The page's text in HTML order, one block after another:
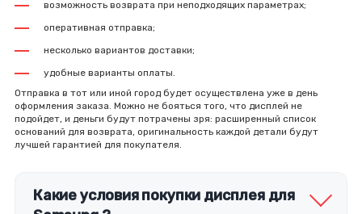
возможность возврата при неподходящих параметрах;
оперативная отправка;
несколько вариантов доставки;
удобные варианты оплаты.
Отправка в тот или иной город будет осуществлена уже в день
оформления заказа. Можно не бояться того, что дисплей не
подойдет, и деньги будут потрачены зря: расширенный список
оснований для возврата, оригинальность каждой детали будут
лучшей гарантией для покупателя.
Какие условия покупки дисплея для